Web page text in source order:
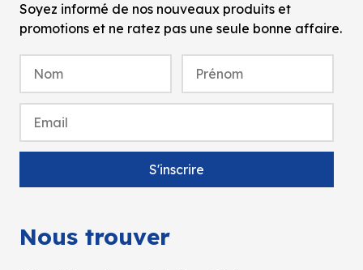
Soyez informé de nos nouveaux produits et
promotions et ne ratez pas une seule bonne affaire.
Nous trouver